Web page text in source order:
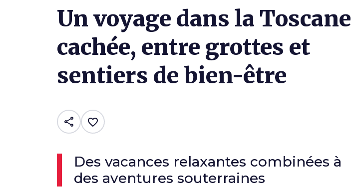
Un voyage dans la Toscane
cachée, entre grottes et
sentiers de bien-être
share favorite_border
Des vacances relaxantes combinées à
des aventures souterraines